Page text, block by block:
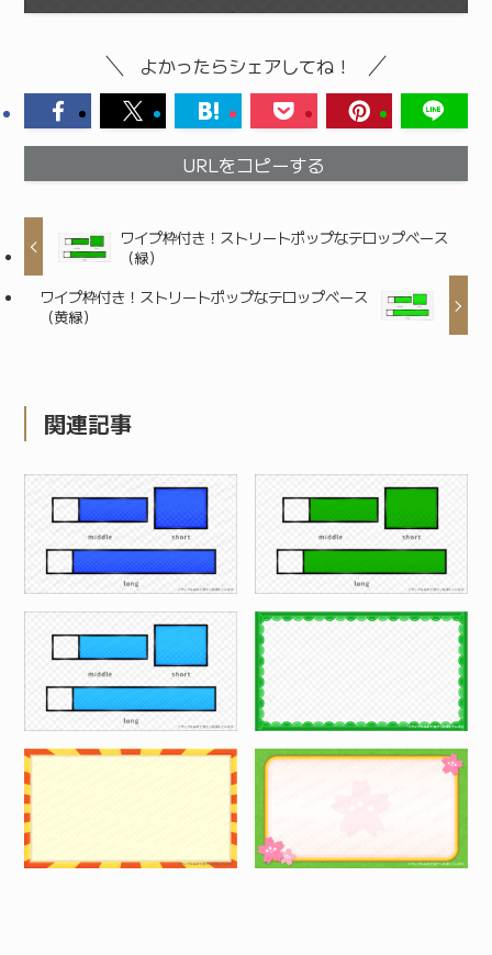
よかったらシェアしてね！
URLをコピーする
ワイプ枠付き！ストリートポップなテロップベース
（緑）
ワイプ枠付き！ストリートポップなテロップベース
（黄緑）
関連記事